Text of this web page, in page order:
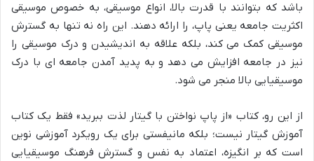
باشد که بتوانند با قدرت بالا، انواع موسیقی، به خصوص موسیقی
اکثریت جامعه یعنی پاپ، را ارائه دهند. این راه نه تنها به گسترش
موسیقی کمک می کند، بلکه علاقه به اندیشیدن و درک موسیقی را
نیز در جامعه افزایش می دهد و به پدید آمدن جامعه ای با درک
موسیقیایی بالا منجر می شود.
از این رو، کتاب «از پاپ نواختن با گیتار لذت ببرید» فقط یک کتاب
آموزش گیتار نیست؛ بلکه مانیفستی برای یک رویکرد آموزشی نوین
است که بر انگیزه، اعتماد به نفس و گسترش فرهنگ موسیقیایی